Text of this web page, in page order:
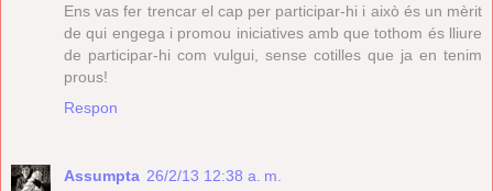
Ens vas fer trencar el cap per participar-hi i això és un mèrit
de qui engega i promou iniciatives amb que tothom és lliure
de participar-hi com vulgui, sense cotilles que ja en tenim
prous!
Respon
Assumpta 26/2/13 12:38 a. m.